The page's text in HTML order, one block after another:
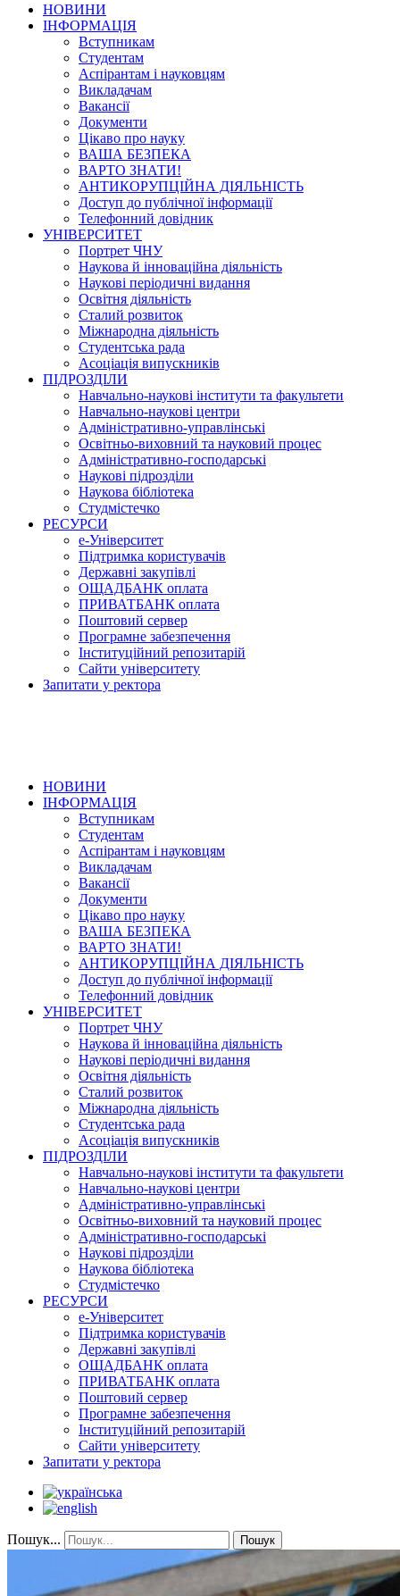
НОВИНИ
ІНФОРМАЦІЯ
Вступникам
Студентам
Аспірантам і науковцям
Викладачам
Вакансії
Документи
Цікаво про науку
ВАША БЕЗПЕКА
ВАРТО ЗНАТИ!
АНТИКОРУПЦІЙНА ДІЯЛЬНІСТЬ
Доступ до публічної інформації
Телефонний довідник
УНІВЕРСИТЕТ
Портрет ЧНУ
Наукова й інноваційна діяльність
Наукові періодичні видання
Освітня діяльність
Сталий розвиток
Міжнародна діяльність
Студентська рада
Асоціація випускників
ПІДРОЗДІЛИ
Навчально-наукові інститути та факультети
Навчально-наукові центри
Адміністративно-управлінські
Освітньо-виховний та науковий процес
Адміністративно-господарські
Наукові підрозділи
Наукова бібліотека
Студмістечко
РЕСУРСИ
е-Університет
Підтримка користувачів
Державні закупівлі
ОЩАДБАНК оплата
ПРИВАТБАНК оплата
Поштовий сервер
Програмне забезпечення
Інституційний репозитарій
Сайти університету
Запитати у ректора
НОВИНИ
ІНФОРМАЦІЯ
Вступникам
Студентам
Аспірантам і науковцям
Викладачам
Вакансії
Документи
Цікаво про науку
ВАША БЕЗПЕКА
ВАРТО ЗНАТИ!
АНТИКОРУПЦІЙНА ДІЯЛЬНІСТЬ
Доступ до публічної інформації
Телефонний довідник
УНІВЕРСИТЕТ
Портрет ЧНУ
Наукова й інноваційна діяльність
Наукові періодичні видання
Освітня діяльність
Сталий розвиток
Міжнародна діяльність
Студентська рада
Асоціація випускників
ПІДРОЗДІЛИ
Навчально-наукові інститути та факультети
Навчально-наукові центри
Адміністративно-управлінські
Освітньо-виховний та науковий процес
Адміністративно-господарські
Наукові підрозділи
Наукова бібліотека
Студмістечко
РЕСУРСИ
е-Університет
Підтримка користувачів
Державні закупівлі
ОЩАДБАНК оплата
ПРИВАТБАНК оплата
Поштовий сервер
Програмне забезпечення
Інституційний репозитарій
Сайти університету
Запитати у ректора
Пошук... Пошук